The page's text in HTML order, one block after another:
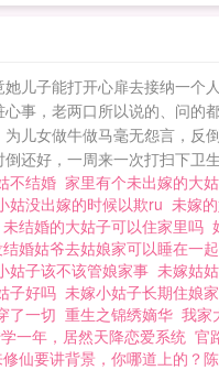
儿子能打开心扉去接纳一
事，老两口所以说的、问
儿女做牛做马毫无怨言，
还好，一周来一次打扫下
不结婚 家里有个未出嫁的大
姑没出嫁的时候以欺ru 未嫁
未结婚的大姑子可以住家里吗
婚姑爷去姑娘家可以睡在一
姑子该不该管娘家事 未嫁姑
子好吗 未嫁小姑子长期住娘
了一切 重生之锦绣嫡华 我家
一年，居然天降恋爱系统 官
修仙要讲背景，你哪道上的？